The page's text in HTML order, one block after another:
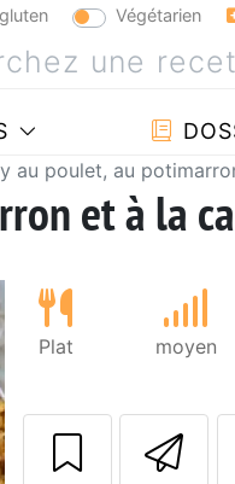
Végétarien
au poulet, au
et à la
Plat moyen